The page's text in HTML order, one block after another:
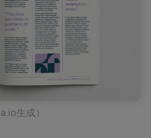
生成）